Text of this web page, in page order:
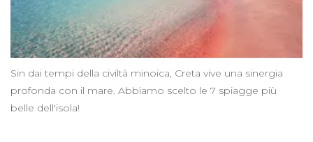
Sin dai tempi della civiltà minoica, Creta vive una sinergia
profonda con il mare. Abbiamo scelto le 7 spiagge più
belle dell'isola!